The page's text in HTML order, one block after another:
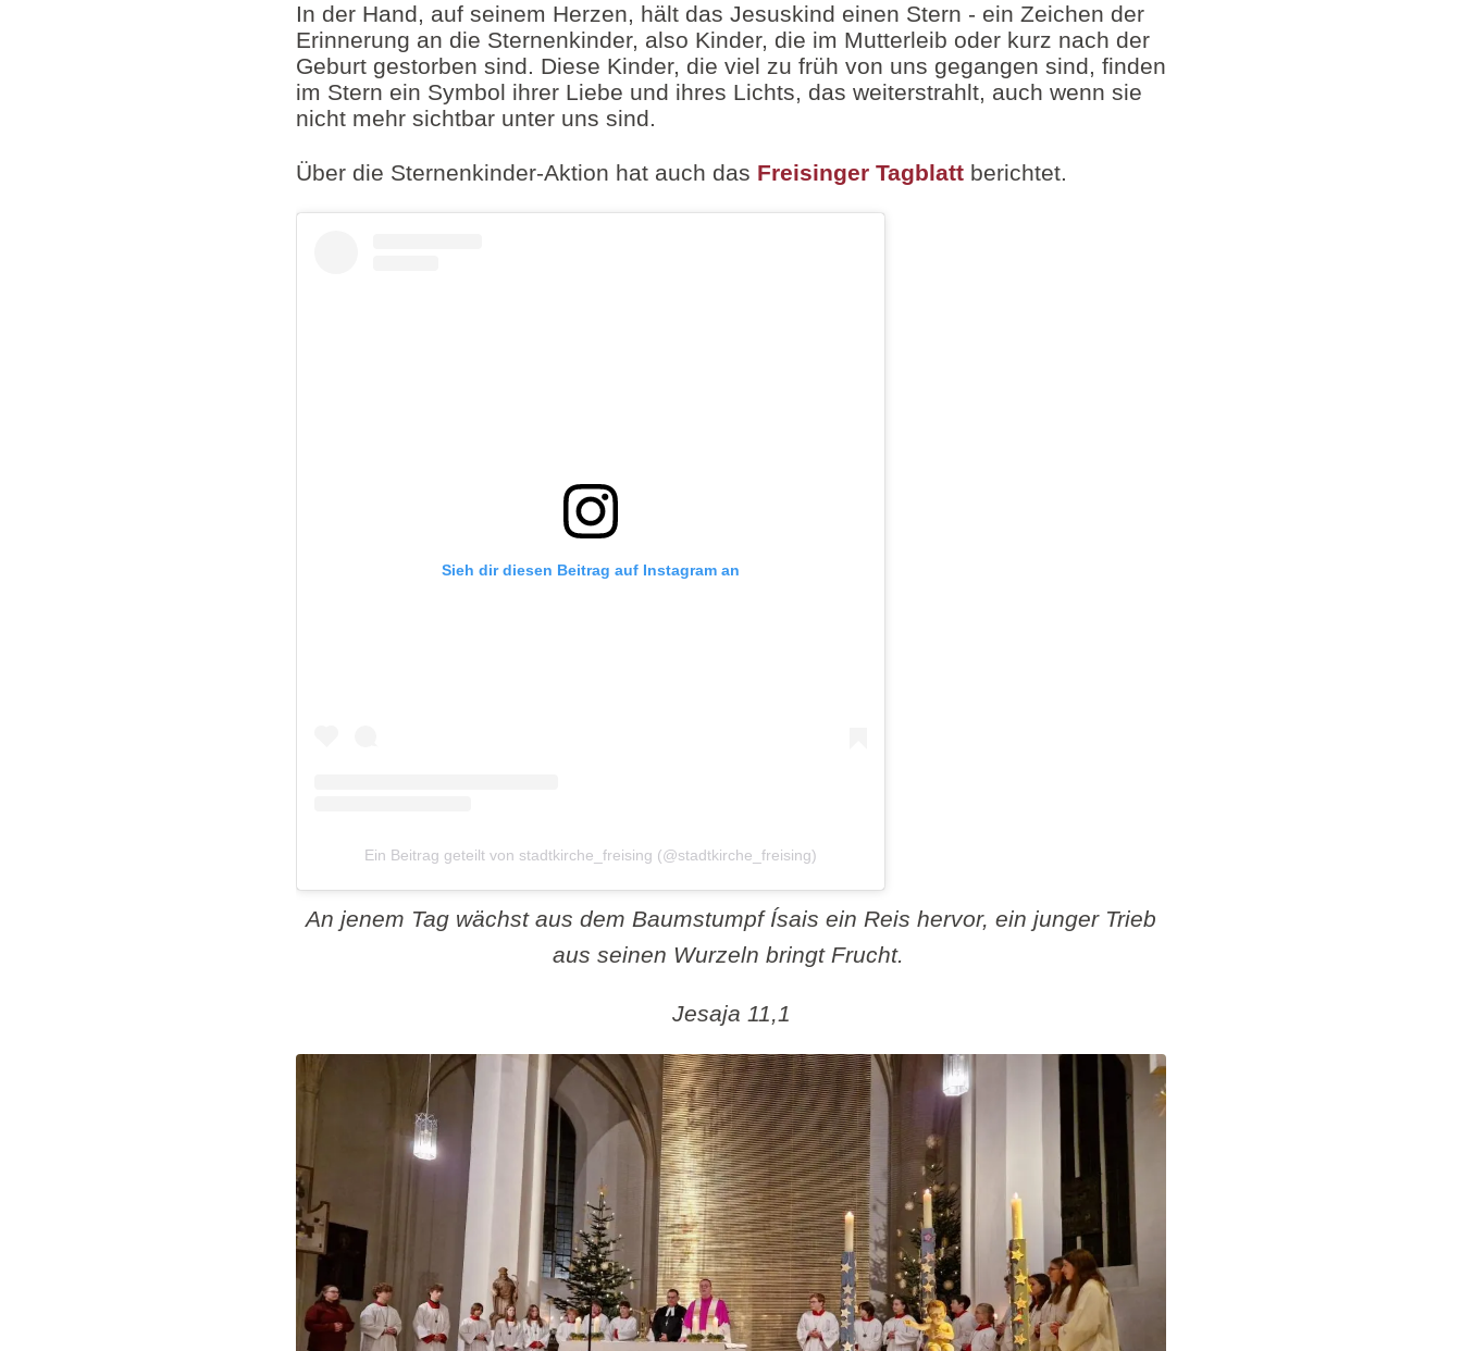
In der Hand, auf seinem Herzen, hält das Jesuskind einen Stern - ein Zeichen der
Erinnerung an die Sternenkinder, also Kinder, die im Mutterleib oder kurz nach der
Geburt gestorben sind. Diese Kinder, die viel zu früh von uns gegangen sind, finden
im Stern ein Symbol ihrer Liebe und ihres Lichts, das weiterstrahlt, auch wenn sie
nicht mehr sichtbar unter uns sind.
Über die Sternenkinder-Aktion hat auch das Freisinger Tagblatt berichtet.
Sieh dir diesen Beitrag auf Instagram an
Ein Beitrag geteilt von stadtkirche_freising (@stadtkirche_freising)
An jenem Tag wächst aus dem Baumstumpf Ísais ein Reis hervor, ein junger Trieb
aus seinen Wurzeln bringt Frucht.
Jesaja 11,1